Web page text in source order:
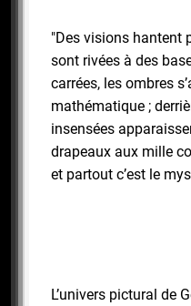
"Des visions hantent
sont rivées à des
carrées, les ombres
mathématique ;
insensées
drapeaux aux mille
et partout c’est le
L’univers pictural de